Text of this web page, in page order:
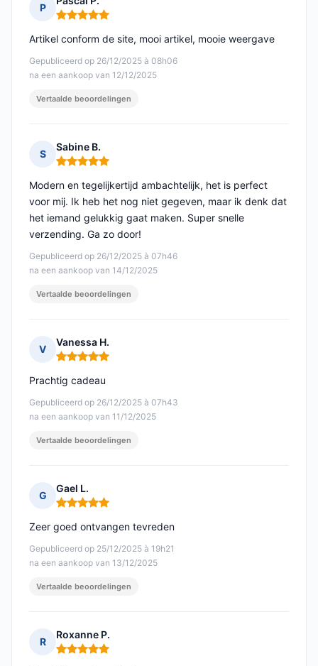
P
Opmerking: 5 van 5
Gepubliceerd op 26/12/2025 à 08h06
na een aankoop van 12/12/2025
Artikel conform de site, mooi artikel, mooie weergave
Vertaalde beoordelingen
S
Sabine B.
Opmerking: 5 van 5
Gepubliceerd op 26/12/2025 à 07h46
na een aankoop van 14/12/2025
Modern en tegelijkertijd ambachtelijk, het is perfect
voor mij. Ik heb het nog niet gegeven, maar ik denk dat
het iemand gelukkig gaat maken. Super snelle
verzending. Ga zo door!
Vertaalde beoordelingen
V
Vanessa H.
Opmerking: 5 van 5
Gepubliceerd op 26/12/2025 à 07h43
na een aankoop van 11/12/2025
Prachtig cadeau
Vertaalde beoordelingen
G
Gael L.
Opmerking: 5 van 5
Gepubliceerd op 25/12/2025 à 19h21
na een aankoop van 13/12/2025
Zeer goed ontvangen tevreden
Vertaalde beoordelingen
R
Roxanne P.
Opmerking: 5 van 5